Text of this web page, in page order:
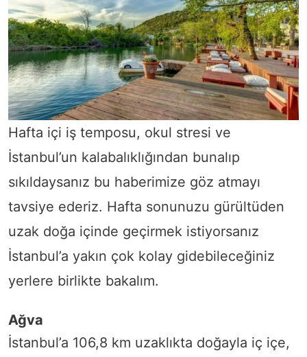
Hafta içi iş temposu, okul stresi ve
İstanbul’un kalabalıklığından bunalıp
sıkıldaysanız bu haberimize göz atmayı
tavsiye ederiz. Hafta sonunuzu gürültüden
uzak doğa içinde geçirmek istiyorsanız
İstanbul’a yakın çok kolay gidebileceğiniz
yerlere birlikte bakalım.
Ağva
İstanbul’a 106,8 km uzaklıkta doğayla iç içe,